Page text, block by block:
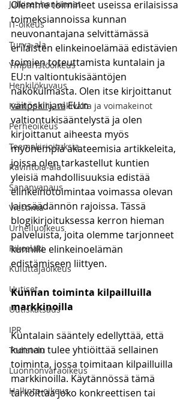
Julkiset hankinnat
IT-oikeus
Turva-ala
Ympäristöoikeus
Henkilökuvaus
Kamppailu, väkivalta ja voimakeinot
Perheoikeus
Teemakirjoituksia
Ravintola-ala
Sananvapaus
Viestintä
Urheiluoikeus
Rikoslaki
Kuluttajaoikeus
Uutiset
Uutiskatsaus
IPR
Todistelu
Luonnonvaraoikeus
Hallinto-oikeus
Olemme toimineet useissa erilaisissa
toimeksiannoissa kunnan
neuvonantajana selvittämässä
erilaisten elinkeinoelämää edistävien
toimien toteuttamista kuntalain ja
EU:n valtiontukisääntöjen
näkökulmasta. Olen itse kirjoittanut
väitöskirjani EU:n
valtiontukisääntelystä ja olen
kirjoittanut aiheesta myös
myöhempiä akateemisia artikkeleita,
joissa olen tarkastellut kuntien
yleisiä mahdollisuuksia edistää
elinkeinotoimintaa voimassa olevan
lainsäädännön rajoissa. Tässä
blogikirjoituksessa kerron hieman
palveluista, joita olemme tarjonneet
kunnille elinkeinoelämän
edistämiseen liittyen.
Kunnan toiminta kilpailluilla
markkinoilla
Kuntalain sääntely edellyttää, että
kunnan tulee yhtiöittää sellainen
toiminta, jossa toimitaan kilpailluilla
markkinoilla. Käytännössä tämä
tarkoittaa joko konkreettisen tai